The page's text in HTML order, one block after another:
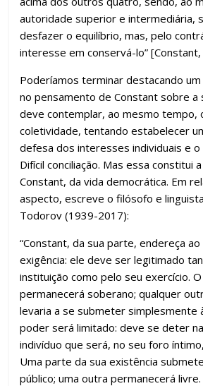
autoridade superior e intermediária,
desfazer o equilíbrio, mas, pelo
interesse em conservá-lo”
Poderíamos terminar destacando
no pensamento de Constant sobre a
deve contemplar, ao mesmo tempo,
coletividade, tentando estabelecer
defesa dos interesses individuais e
Difícil conciliação. Mas essa constitui
Constant, da vida democrática. Em
aspecto, escreve o filósofo e
Todorov (1939-2017):
“Constant, da sua parte, endereça
exigência: ele deve ser legitimado
instituição como pelo seu exercício.
permanecerá soberano; qualquer
levaria a se submeter simplesmente
poder será limitado: deve se deter
indivíduo que será, no seu foro
Uma parte da sua existência
público; uma outra permanecerá